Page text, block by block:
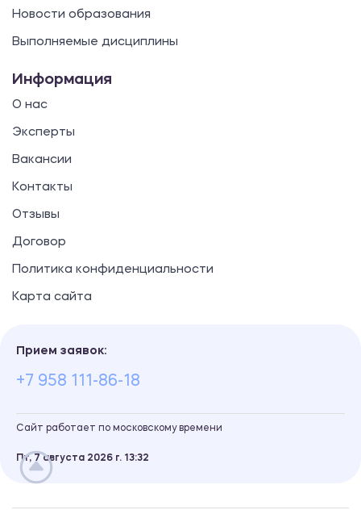
Новости образования
Выполняемые дисциплины
Информация
О нас
Эксперты
Вакансии
Контакты
Отзывы
Договор
Политика конфиденциальности
Карта сайта
Прием заявок:
+7 958 111-86-18
Сайт работает по московскому времени
Пт, 7 августа 2026 г. 13 32